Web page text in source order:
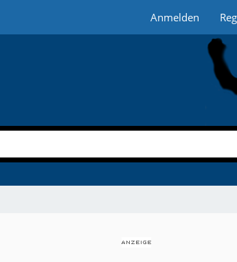
Anmelden